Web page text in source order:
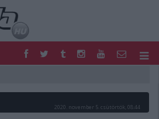
MOTOR
HAZAI2020. november 5. csütörtök, 08:44